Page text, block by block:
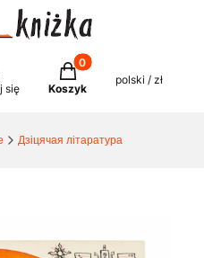
się
Produkty w koszyku:
Koszyk
polski / zł
Дзіцячая літаратура